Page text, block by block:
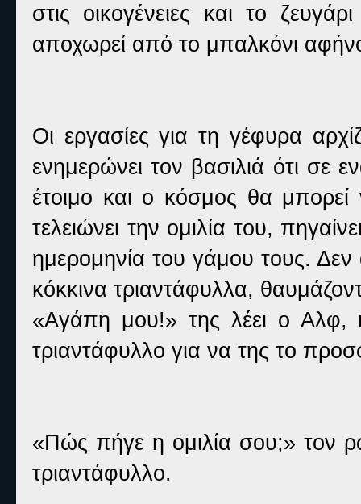
στις οικογένειες και το
αποχωρεί από το μπαλκόνι
Οι εργασίες για τη γέφυρα
ενημερώνει τον βασιλιά ότι σε
έτοιμο και ο κόσμος θα μπορεί
τελειώνει την ομιλία του,
ημερομηνία του γάμου τους. Δεν
κόκκινα τριαντάφυλλα,
«Αγάπη μου!» της λέει ο Αλφ,
τριαντάφυλλο για να της το
«Πώς πήγε η ομιλία σου;» τον
τριαντάφυλλο.